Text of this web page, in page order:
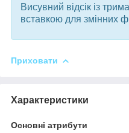
Висувний відсік із
вставкою для змінних
Приховати
Характеристики
Основні атрибути